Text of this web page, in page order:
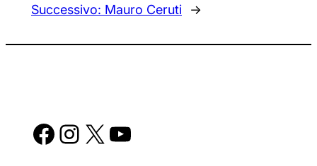
Successivo: Mauro Ceruti →
Facebook Instagram X YouTube